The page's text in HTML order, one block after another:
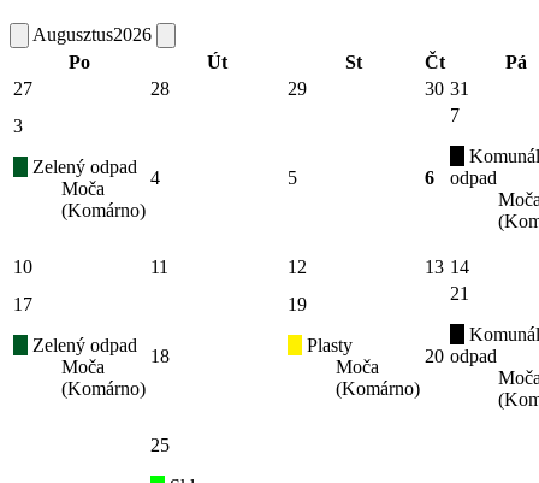
Augusztus2026
Po
Út St Čt
Pá
27
28 29 30 31
3
Zelený odpad
Moča
(Komárno)
4 5 6
7
odpad
10 11 12 13 14
17
Zelený odpad
Moča
(Komárno)
18
19
Plasty
Moča
(Komárno)
20
21
odpad
25